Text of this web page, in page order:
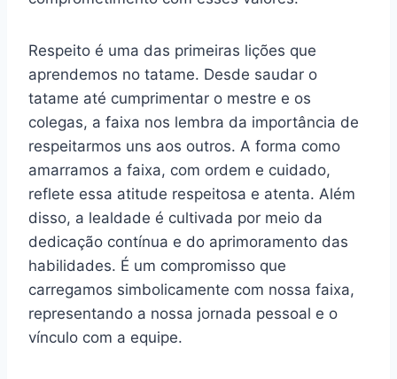
Respeito é uma das primeiras lições que
aprendemos no tatame. Desde saudar o
tatame até cumprimentar o mestre e os
colegas, a faixa nos lembra da importância de
respeitarmos uns aos outros. A forma como
amarramos a faixa, com ordem e cuidado,
reflete essa atitude respeitosa e atenta. Além
disso, a lealdade é cultivada por meio da
dedicação contínua e do aprimoramento das
habilidades. É um compromisso que
carregamos simbolicamente com nossa faixa,
representando a nossa jornada pessoal e o
vínculo com a equipe.